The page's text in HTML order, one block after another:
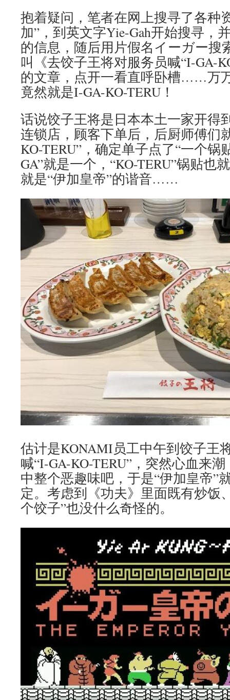
抱着疑问，笔者在网上搜寻了各种
加”，到英文字Yie-Gah开始搜寻，
的信息，随后用片假名イーガー搜
叫《去饺子王将对服务员喊“I-GA-
的文章，点开一看直呼卧槽……万
竟然就是I-GA-KO-TERU！
话说饺子王将是日本本土一家开得
连锁店，顾客下单后，后厨师傅们
KO-TERU”，确定单子点了“一个锅
GA”就是一个，“KO-TERU”锅贴也
就是“伊加皇帝”的谐音……
估计是KONAMI员工中午到饺子王
喊“I-GA-KO-TERU”，突然心血来
中整个恶趣味吧，于是“伊加皇帝”
定。考虑到《功夫》里面既有炒饭
个饺子”也没什么奇怪的。